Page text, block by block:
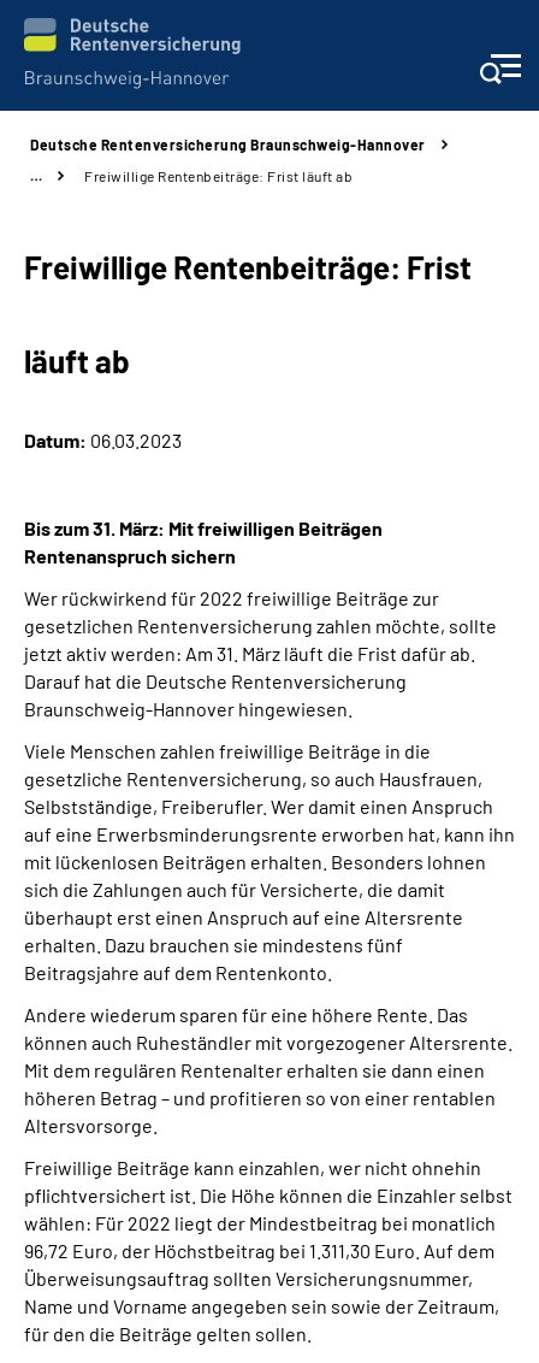
Unsere Kliniken
Karriere
Online-Services
Inhalte in Gebärdensprache (DGS)
Leichte Sprache
Suche
Mein Kundenportal
Deutsche Rentenversicherung Braunschweig-Hannover
…
Freiwillige Rentenbeiträge: Frist läuft ab
Freiwillige Rentenbeiträge: Frist
läuft ab
Datum: 06.03.2023
Bis zum 31. März: Mit freiwilligen Beiträgen
Rentenanspruch sichern
Wer rückwirkend für 2022 freiwillige Beiträge zur
gesetzlichen Rentenversicherung zahlen möchte, sollte
jetzt aktiv werden: Am 31. März läuft die Frist dafür ab.
Darauf hat die Deutsche Rentenversicherung
Braunschweig-Hannover hingewiesen.
Viele Menschen zahlen freiwillige Beiträge in die
gesetzliche Rentenversicherung, so auch Hausfrauen,
Selbstständige, Freiberufler. Wer damit einen Anspruch
auf eine Erwerbsminderungsrente erworben hat, kann ihn
mit lückenlosen Beiträgen erhalten. Besonders lohnen
sich die Zahlungen auch für Versicherte, die damit
überhaupt erst einen Anspruch auf eine Altersrente
erhalten. Dazu brauchen sie mindestens fünf
Beitragsjahre auf dem Rentenkonto.
Andere wiederum sparen für eine höhere Rente. Das
können auch Ruheständler mit vorgezogener Altersrente.
Mit dem regulären Rentenalter erhalten sie dann einen
höheren Betrag – und profitieren so von einer rentablen
Altersvorsorge.
Freiwillige Beiträge kann einzahlen, wer nicht ohnehin
pflichtversichert ist. Die Höhe können die Einzahler selbst
wählen: Für 2022 liegt der Mindestbeitrag bei monatlich
96,72 Euro, der Höchstbeitrag bei 1.311,30 Euro. Auf dem
Überweisungsauftrag sollten Versicherungsnummer,
Name und Vorname angegeben sein sowie der Zeitraum,
für den die Beiträge gelten sollen.